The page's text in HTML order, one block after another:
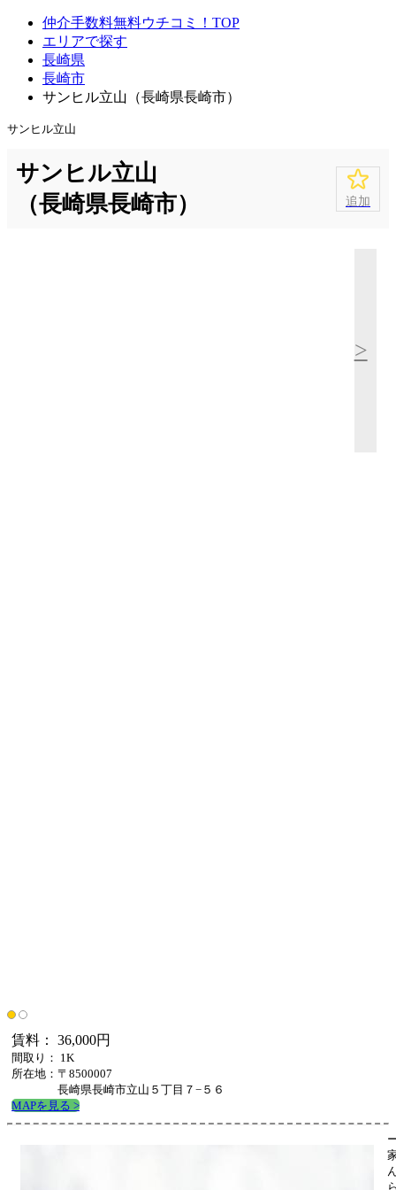
仲介手数料無料ウチコミ！TOP
エリアで探す
長崎県
長崎市
サンヒル立山（長崎県長崎市）
サンヒル立山
サンヒル立山
（長崎県長崎市）
追加
>
賃料： 36,000円
間取り： 1K
所在地：〒8500007
長崎県長崎市立山５丁目７−５６
MAPを見る >